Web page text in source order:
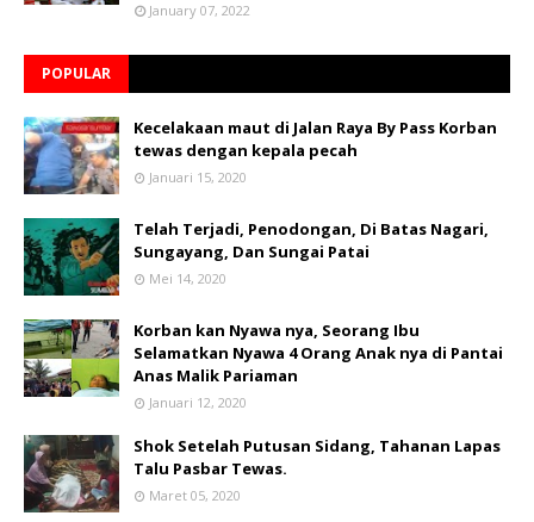
January 07, 2022
POPULAR
Kecelakaan maut di Jalan Raya By Pass Korban
tewas dengan kepala pecah
Januari 15, 2020
Telah Terjadi, Penodongan, Di Batas Nagari,
Sungayang, Dan Sungai Patai
Mei 14, 2020
Korban kan Nyawa nya, Seorang Ibu
Selamatkan Nyawa 4 Orang Anak nya di Pantai
Anas Malik Pariaman
Januari 12, 2020
Shok Setelah Putusan Sidang, Tahanan Lapas
Talu Pasbar Tewas.
Maret 05, 2020